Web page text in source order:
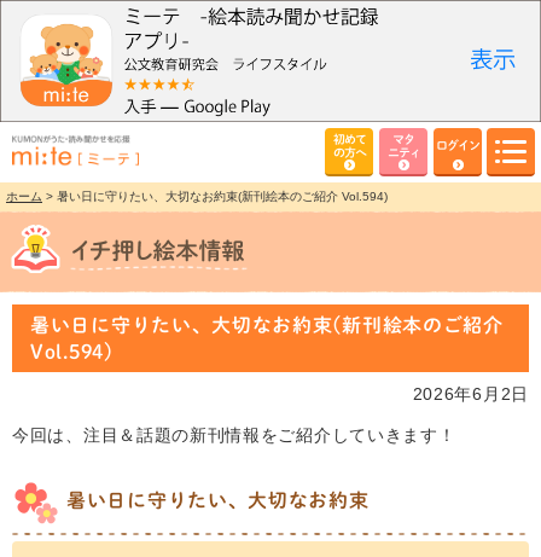
初めて
の方へ
マタ
ニティ
ログイン
ホーム > 暑い日に守りたい、大切なお約束(新刊絵本のご紹介 Vol.594)
暑い日に守りたい、大切なお約束(新刊絵本のご紹介
Vol.594)
2026年6月2日
今回は、注目＆話題の新刊情報をご紹介していきます！
暑い日に守りたい、大切なお約束